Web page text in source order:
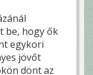
be, hogy ők
egykori
jövőt
dönt az